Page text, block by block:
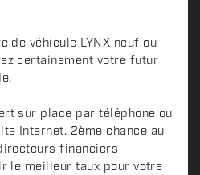
de véhicule LYNX neuf ou
certainement votre futur
sur place par téléphone ou
Internet. 2ème chance au
financiers
le meilleur taux pour votre